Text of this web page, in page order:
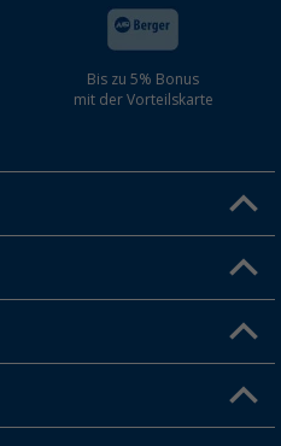
Bis zu 5% Bonus
mit der Vorteilskarte